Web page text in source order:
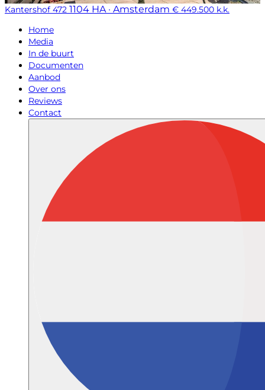
Kantershof 472 1104 HA · Amsterdam € 449.500 k.k.
Home
Media
In de buurt
Documenten
Aanbod
Over ons
Reviews
Contact